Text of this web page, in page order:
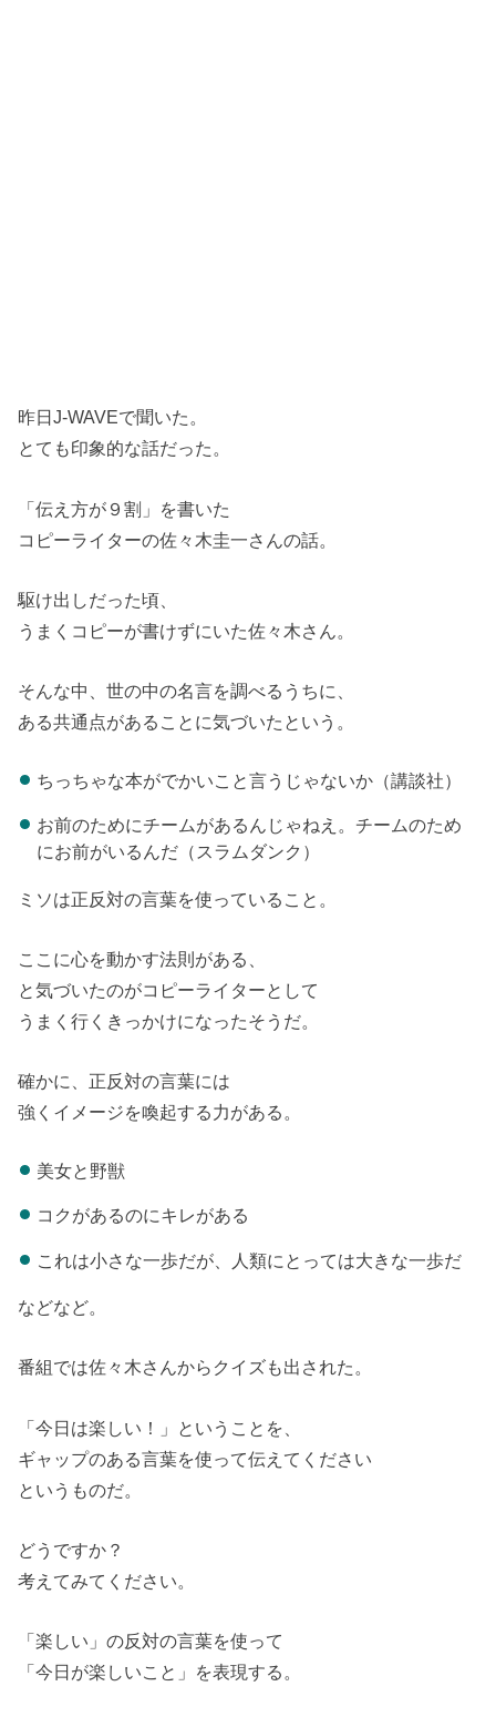
昨日J-WAVEで聞いた。
とても印象的な話だった。
「伝え方が９割」を書いた
コピーライターの佐々木圭一さんの話。
駆け出しだった頃、
うまくコピーが書けずにいた佐々木さん。
そんな中、世の中の名言を調べるうちに、
ある共通点があることに気づいたという。
ちっちゃな本がでかいこと言うじゃないか（講談社）
お前のためにチームがあるんじゃねえ。チームのため
にお前がいるんだ（スラムダンク）
ミソは正反対の言葉を使っていること。
ここに心を動かす法則がある、
と気づいたのがコピーライターとして
うまく行くきっかけになったそうだ。
確かに、正反対の言葉には
強くイメージを喚起する力がある。
美女と野獣
コクがあるのにキレがある
これは小さな一歩だが、人類にとっては大きな一歩だ
などなど。
番組では佐々木さんからクイズも出された。
「今日は楽しい！」ということを、
ギャップのある言葉を使って伝えてください
というものだ。
どうですか？
考えてみてください。
「楽しい」の反対の言葉を使って
「今日が楽しいこと」を表現する。